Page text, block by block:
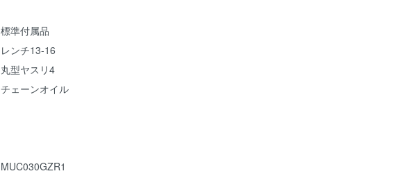
標準付属品
レンチ13-16
丸型ヤスリ4
チェーンオイル
MUC030GZR1